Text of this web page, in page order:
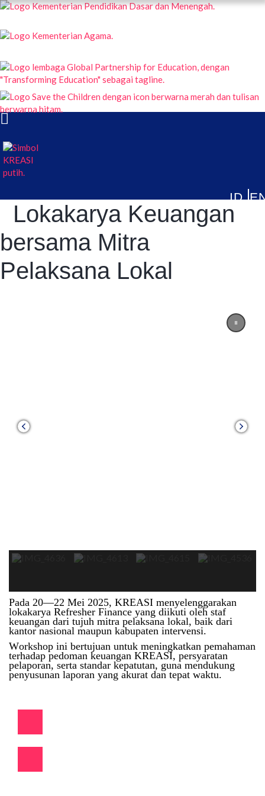
Lokakarya Keuangan
bersama Mitra
Pelaksana Lokal
KREASI KOLABORASI UNTUK EDUKASI ANAK INDONESIA
TENTANG
PUBLIKASI
Pada 20—22 Mei 2025, KREASI menyelenggarakan
lokakarya Refresher Finance yang diikuti oleh staf
keuangan dari tujuh mitra pelaksana lokal, baik dari
kantor nasional maupun kabupaten intervensi.
Workshop ini bertujuan untuk meningkatkan pemahaman
terhadap pedoman keuangan KREASI, persyaratan
pelaporan, serta standar kepatutan, guna mendukung
penyusunan laporan yang akurat dan tepat waktu.